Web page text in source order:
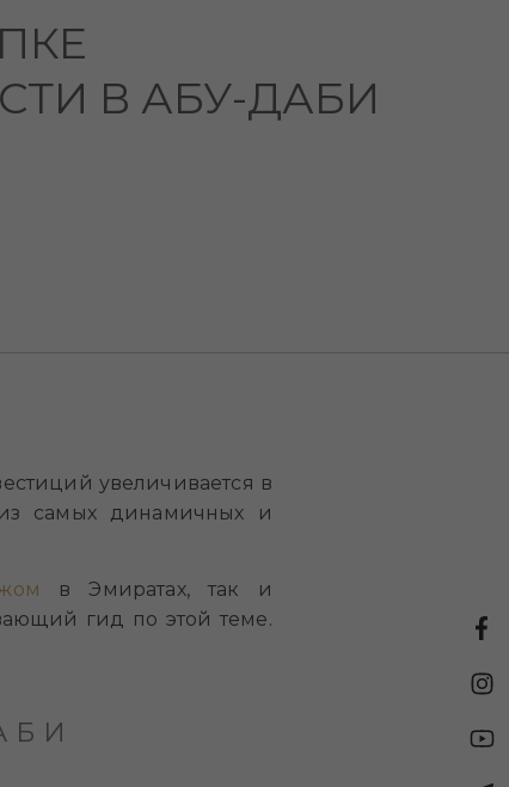
В АБУ-ДАБИ
увеличивается в
самых динамичных и
в Эмиратах, так и
гид по этой теме.